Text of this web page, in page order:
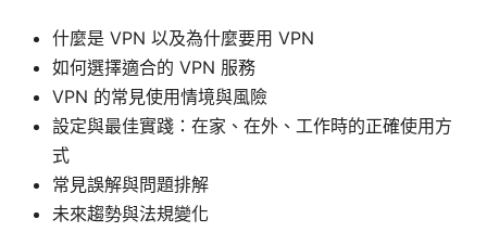
什麼是 VPN 以及為什麼要用 VPN
如何選擇適合的 VPN 服務
VPN 的常見使用情境與風險
設定與最佳實踐：在家、在外、工作時的正確使用方
式
常見誤解與問題排解
未來趨勢與法規變化